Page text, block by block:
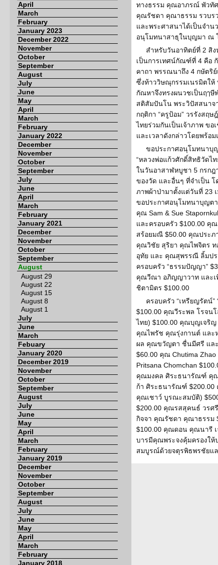
April
March
February
January 2023
December 2022
November
October
September
August
July
June
May
April
March
February
January 2022
December
November
October
September
July
June
April
March
February
January 2021
December
November
October
September
August
August 29
August 22
August 15
August 8
August 1
July
June
March
Febuary
January 2020
December 2019
November
October
September
August
July
June
May
April
March
February
January 2019
December
November
October
September
August
July
June
May
April
March
February
January 2018
ทางธรรม คุณอาภรณ์ พัวทั
คุณรัชดา คุณาธรรม รวบร
และพระศาสนาได้เป็นจำน
อนุโมทนาสาธุในบุญมา ณ
สำหรับวันอาทิตย์ที่ 2 สิง
เป็นการเทศน์กัณฑ์ที่ 4 คือ
คาถา พรรณนาถึง 4 กษัตริ
ซึ่งท้าววิษณุกรรมเนรมิตให้
กัณหาจึงทรงผนวชเป็นฤๅ
สติสัมปันโน พระวิปัสสนาจ
กฤติกา “ครูป้อม” วรรังสฤ
ไทยร่วมกันเป็นเจ้าภาพ ข
และเวลาดังกล่าวโดยพร้อม
ขอประกาศอนุโมทนาบุ
“หลวงพ่อแก้วศักดิ์สิทธิวัดไ
ในวันอาสาฬหบูชา 5 กรกฎ
ของวัด และอื่นๆ ที่จำเป็น โ
ภาพผ้าป่ามาตั้งแต่วันที่ 23
ขอประกาศอนุโมทนาบุญต
คุณ Sam & Sue
และครอบครัว $100.00
สร้อยมณี $50.00 คุณประภ
คุณวิชัย สุริยา คุณไพจิตร ท
อุทัย และ คุณสุพรรณี ลิ้มป
ครอบครัว “ธรรมปัญญา”
คุณวีณา อภิญญาวาท และเ
ชิตามิตร $100.00
ครอบครัว “เหรียญรัตน์”
$100.00 คุณวีระพล โรจน
ไทย) $100.00 คุณบุญเจริ
คุณไพรัช คุณรุ่งกานต์ และ
ผล คุณขวัญตา ชื่นมีศรี แล
$60.00 คุณ Chutima
Pritsana Chomchan
คุณมงคล ศิระธนารัณฑ์ คุ
ก้า ศิระธนารัณฑ์
คุณเชาว์ บูรณะสมบัติ)
$200.00 คุณรสสุคนธ์ วรศ
กิจจา คุณรัชดา คุณาธรรม
$100.00 คุณดอน คุณนารี
บารมีคุณพระจงคุ้มครองใ
สมบูรณ์ด้วยจตุรพิธพรชัยแ